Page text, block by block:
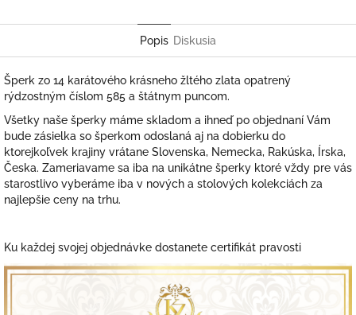
Popis Diskusia
Šperk zo 14 karátového krásneho žltého zlata opatrený
rýdzostným číslom 585 a štátnym puncom.
Všetky naše šperky máme skladom a ihneď po objednaní Vám
bude zásielka so šperkom odoslaná aj na dobierku do
ktorejkoľvek krajiny vrátane Slovenska, Nemecka, Rakúska, Írska,
Česka. Zameriavame sa iba na unikátne šperky ktoré vždy pre vás
starostlivo vyberáme iba v nových a stolových kolekciách za
najlepšie ceny na trhu.
Ku každej svojej objednávke dostanete certifikát pravosti